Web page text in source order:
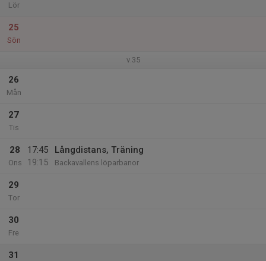
Lör
25
Sön
v.35
26
Mån
27
Tis
28
Ons
17:45
19:15
Långdistans, Träning
Backavallens löparbanor
29
Tor
30
Fre
31